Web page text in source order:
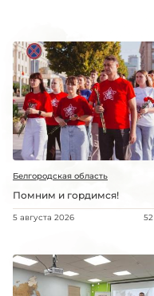
Белгородская область
Помним и гордимся!
5 августа 2026 52